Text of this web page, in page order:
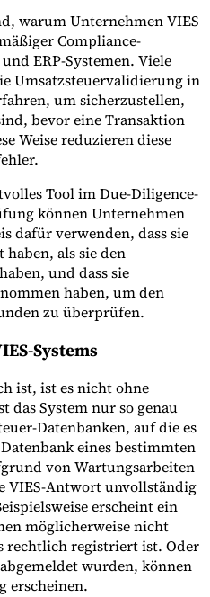
warum Unternehmen VIES
Compliance-
ERP-Systemen. Viele
Umsatzsteuervalidierung in
um sicherzustellen,
bevor eine Transaktion
Weise reduzieren diese
Tool im Due-Diligence-
können Unternehmen
dafür verwenden, dass sie
als sie den
und dass sie
haben, um den
zu überprüfen.
Systems
ist, ist es nicht ohne
das System nur so genau
Datenbanken, auf die es
eines bestimmten
von Wartungsarbeiten
VIES-Antwort unvollständig
erscheint ein
möglicherweise nicht
rechtlich registriert ist. Oder
wurden, können
erscheinen.